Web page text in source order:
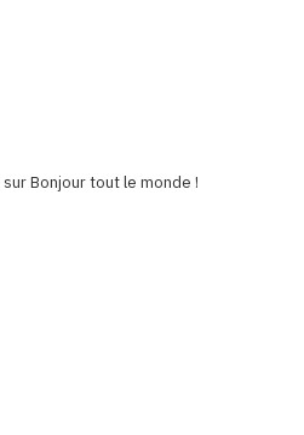
surBonjour tout le monde !